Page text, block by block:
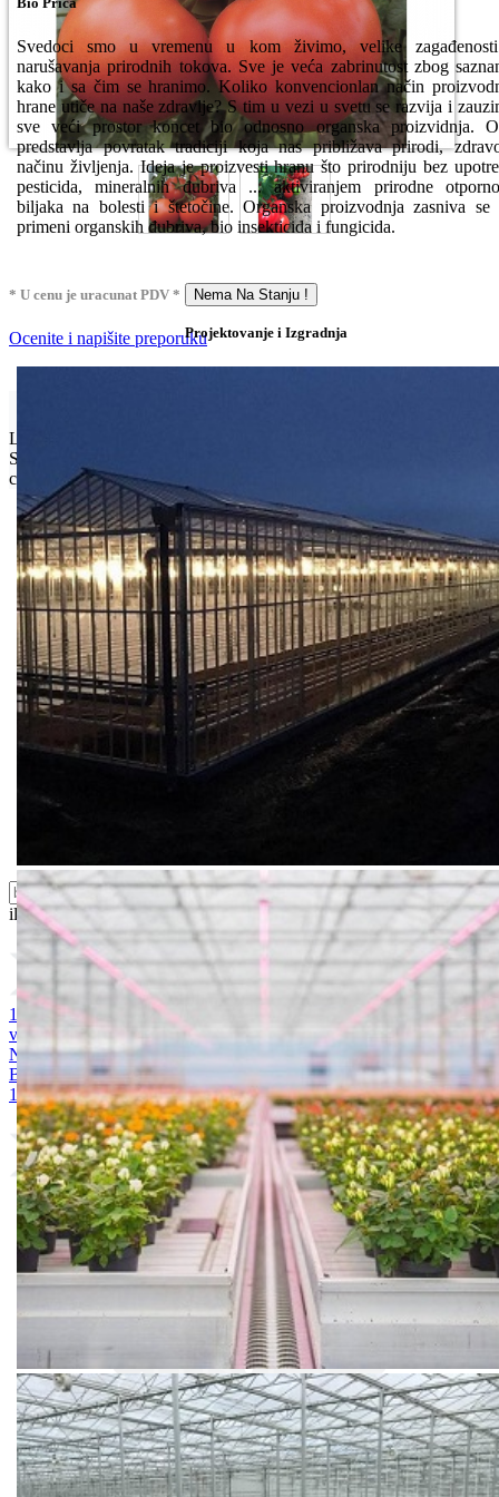
Svedoci smo u vremenu u kom živimo, velike
narušavanja prirodnih tokova. Sve je veća zabrinutost zbog
kako i sa čim se hranimo. Koliko konvencionlan način
hrane utiče na naše zdravlje? S tim u vezi u svetu se razvija i
sve veći prostor koncet bio odnosno organska proizvidnja.
predstavlja povratak tradiciji koja nas približava prirodi,
načinu življenja. Ideja je proizvesti hranu što prirodniju bez
pesticida, mineralnih đubriva ... aktiviranjem prirodne
biljaka na bolesti i štetočine. Organska proizvodnja zasniva se
primeni organskih đubriva, bio insekticida i fungicida.
Projektovanje i Izgradnja
* U cenu je uracunat PDV * Nema Na Stanju !
Ocenite i napišite preporuku
Limit za porudžbinu je
Srbije. Za inostranstvo, molimo da nas kontaktirate za informacije o
ceni i mogućnostima isporuke.
Bio priča
Biostimulacija
Dezinfekcija
Feromoni i klopke
Folije i agrotekstili
Oprema i instrumenti
Semena povrća
Sredstva za ishranu biljaka
ili probajte naprednu: pretragu
1. MAGNEZIJUM SULFAT 25kg
2. AMONIUM SULFAT /
vodotopivi 25kg
3. KALIJUM SULFAT 25kg
4. KALCIJUM
NITRAT 25kg 5. ARDENDO 6. BIG BEEF 7. Acoustic 1l
Bely acid 15-10-25 + 2MgO+ Me 25kg
9. BUCHAREST 2500S
10. CINKOSAN